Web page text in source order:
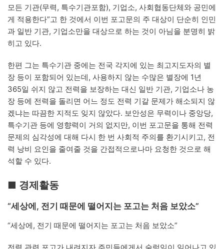
모든 기관(무력, 특수기관포함), 기업소, 사회협동단체와 공민에
게 적용한다”고 한 것에서 이번 포고문의 주 대상이 단순히 인민
과 일반 기관, 기업소만을 대상으로 하는 것이 아님을 분명히 밝
히고 있다.
한편 그는 특수기관 중에는 전국 각지에 있는 최고지도자의 별
장 등이 포함되어 있는데, 사용하지 않는 수많은 별장에 1년
365일 쉬지 않고 전력을 보장하는 대신 일반 기관, 기업소나 농
장 등에 전력을 돌리면 어느 정도 전력 기갈 문제가 해소되지 않
겠냐는 따끔한 지적도 잊지 않았다. 보안성은 무력이나 중앙당,
특수기관 등에 영향력이 거의 없지만, 이번 포고문을 통해 전력
문제의 심각성에 대해 다시 한 번 사회적 주의를 환기시키고, 전
력 낭비 요인을 줄여줄 것을 간접적으로나마 요청한 것으로 해
석할 수 있다.
■ 경제활동
“세상에, 전기 때문에 떨어지는 포고는 처음 보았소”
“세상에, 전기 때문에 떨어지는 포고는 처음 보았소”